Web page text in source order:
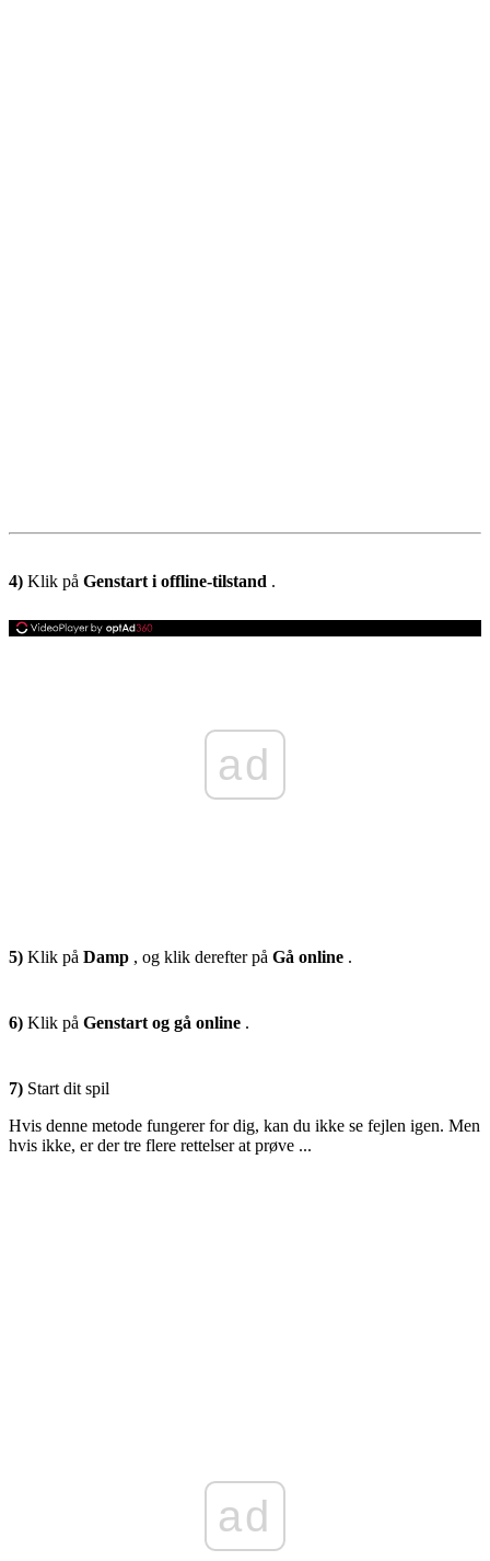
4) Klik på Genstart i offline-tilstand .
ad
5) Klik på Damp , og klik derefter på Gå online .
6) Klik på Genstart og gå online .
7) Start dit spil
Hvis denne metode fungerer for dig, kan du ikke se fejlen igen. Men
hvis ikke, er der tre flere rettelser at prøve ...
ad